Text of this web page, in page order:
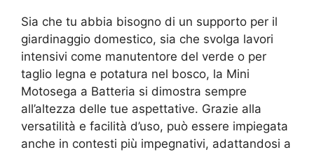
Sia che tu abbia bisogno di un supporto per il
giardinaggio domestico, sia che svolga lavori
intensivi come manutentore del verde o per
taglio legna e potatura nel bosco, la Mini
Motosega a Batteria si dimostra sempre
all’altezza delle tue aspettative. Grazie alla
versatilità e facilità d’uso, può essere impiegata
anche in contesti più impegnativi, adattandosi a